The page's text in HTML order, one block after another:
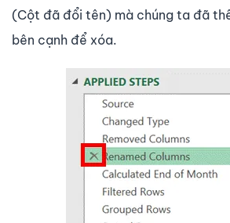
(Cột đã đổi tên) mà chúng ta đã
bên cạnh để xóa.